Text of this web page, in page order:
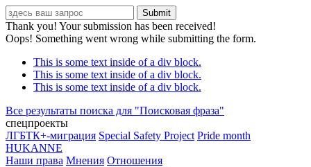
Thank you! Your submission has been received!
Oops! Something went wrong while submitting the form.
This is some text inside of a div block.
This is some text inside of a div block.
This is some text inside of a div block.
Все результаты поиска для "Поисковая фраза"
спецпроекты
ЛГБТК+-миграция Special Safety Project Pride month
HUKANNE
Наши права Мнения Отношения